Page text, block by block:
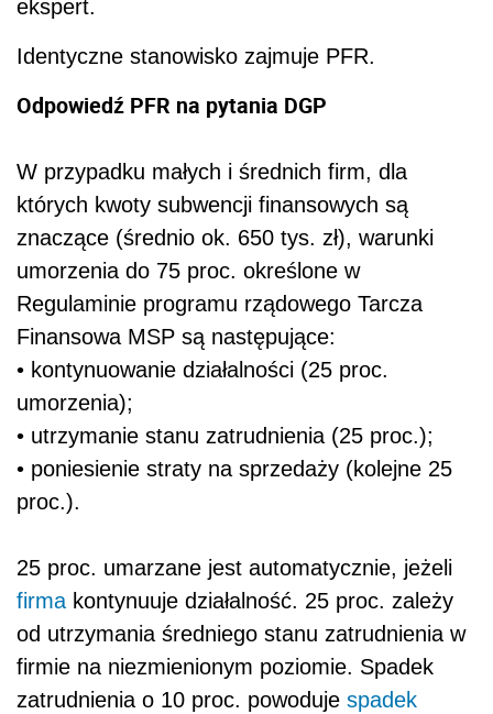
ekspert.
Identyczne stanowisko zajmuje PFR.
Odpowiedź PFR na pytania DGP
W przypadku małych i średnich firm, dla
których kwoty subwencji finansowych są
znaczące (średnio ok. 650 tys. zł), warunki
umorzenia do 75 proc. określone w
Regulaminie programu rządowego Tarcza
Finansowa MSP są następujące:
• kontynuowanie działalności (25 proc.
umorzenia);
• utrzymanie stanu zatrudnienia (25 proc.);
• poniesienie straty na sprzedaży (kolejne 25
proc.).
25 proc. umarzane jest automatycznie, jeżeli
firma kontynuuje działalność. 25 proc. zależy
od utrzymania średniego stanu zatrudnienia w
firmie na niezmienionym poziomie. Spadek
zatrudnienia o 10 proc. powoduje spadek